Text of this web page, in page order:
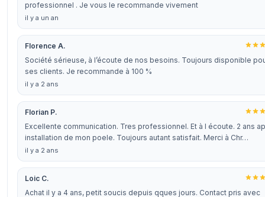
professionnel . Je vous le recommande vivement
il y a un an
Florence A.
Société sérieuse, à l’écoute de nos besoins. Toujours disponible
ses clients. Je recommande à 100 %
il y a 2 ans
Florian P.
Excellente communication. Tres professionnel. Et à l écoute. 2 ans
installation de mon poele. Toujours autant satisfait. Merci à Chr…
il y a 2 ans
Loic C.
Achat il y a 4 ans, petit soucis depuis qques jours. Contact pris avec